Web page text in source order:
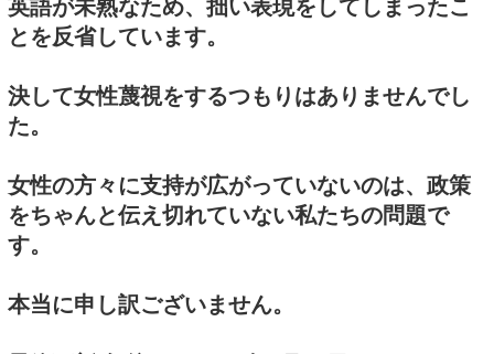
英語が未熟なため、拙い表現をしてしまったこ
とを反省しています。
決して女性蔑視をするつもりはありませんでし
た。
女性の方々に支持が広がっていないのは、政策
をちゃんと伝え切れていない私たちの問題で
す。
本当に申し訳ございません。